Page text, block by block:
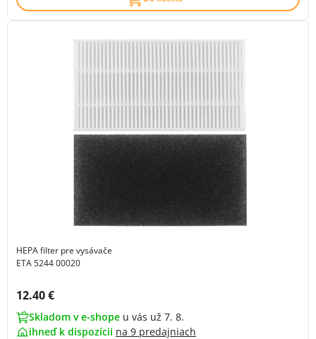
HEPA filter pre vysávače
ETA 5244 00020
Cena s DPH:
12.40 €
Skladom v e-shope u vás už 7. 8.
ihneď k dispozícii na 9 predajniach